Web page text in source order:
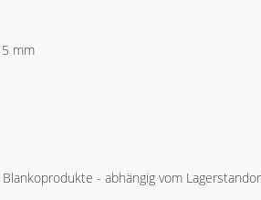
mm
- abhängig vom